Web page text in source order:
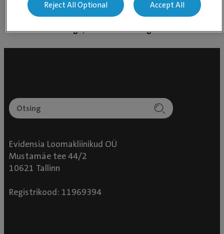
Viimsi loomakliinik
Töötame südamega, ravime teadmisega💜
Evidensia Loomakliinikud OÜ
Mustamäe tee 44/2
10621 Tallinn
Registrikood: 11969394
Reject All Optional Accept All